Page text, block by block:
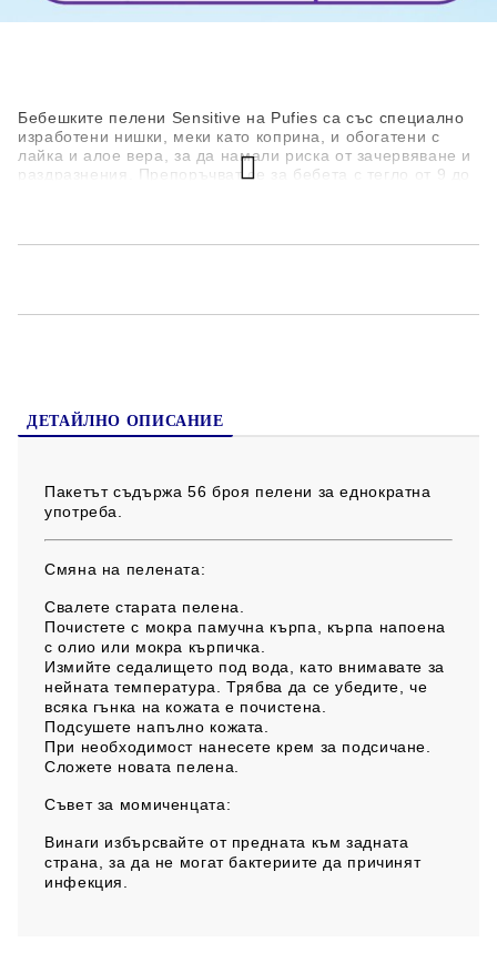
Бебешките пелени Sensitive на Pufies са със специално
изработени нишки, меки като коприна, и обогатени с
лайка и алое вера, за да намали риска от зачервяване и
раздразнения. Препоръчват се за бебета с тегло от 9 до
отлична защита срещу протичане
задържат вътре в пелената
ДЕТАЙЛНО ОПИСАНИЕ
Пакетът съдържа 56 броя пелени за еднократна
употреба.
Смяна на пелената:
Свалете старата пелена.
Почистете с мокра памучна кърпа, кърпа напоена
с олио или мокра кърпичка.
Измийте седалището под вода, като внимавате за
нейната температура. Трябва да се убедите, че
всяка гънка на кожата е почистена.
Подсушете напълно кожата.
При необходимост нанесете крем за подсичане.
Сложете новата пелена.
Съвет за момиченцата:
Винаги избърсвайте от предната към задната
страна, за да не могат бактериите да причинят
инфекция.